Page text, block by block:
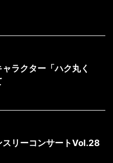
ラクター「ハク丸く
スリーコンサートVol.28